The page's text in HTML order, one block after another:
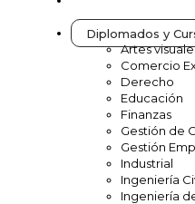
Diplomados y
Artes
Comercio
Derecho
Educación
Finanzas
Gestión de
Gestión
Industrial
Ingeniería
Ingeniería